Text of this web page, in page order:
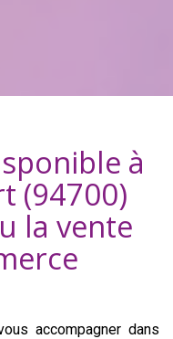
à
(94700)
la vente
accompagner dans